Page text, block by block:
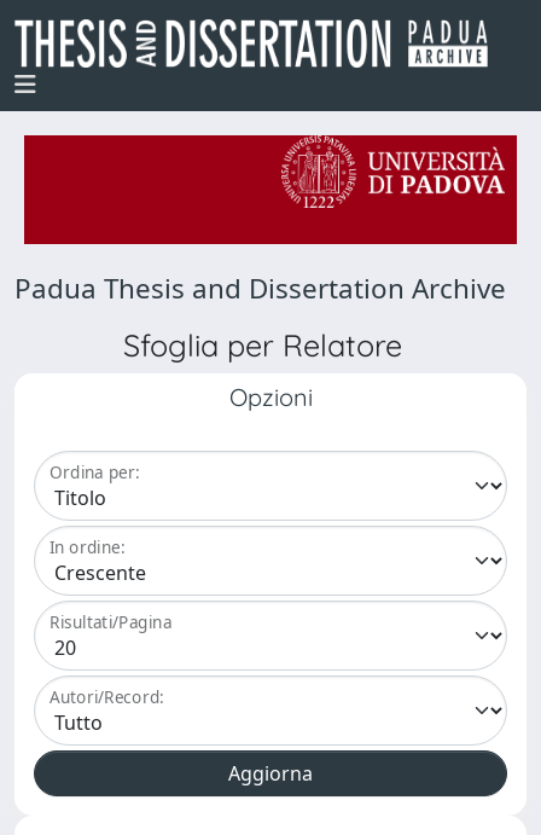
Padua Thesis and Dissertation Archive
Sfoglia per Relatore
Opzioni
Ordina per:
In ordine:
Risultati/Pagina
Autori/Record: